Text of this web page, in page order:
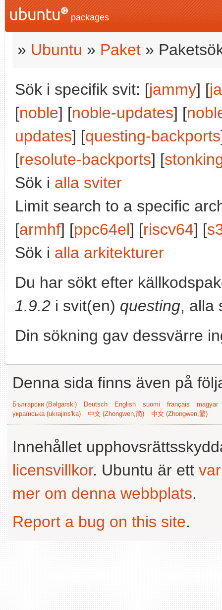
packages
» Ubuntu » Paket »
Sök i specifik svit: [jammy] [
[noble] [noble-updates] [
updates] [questing-backports
[resolute-backports] [
Sök i alla sviter
Limit search to a specific
[armhf] [ppc64el] [riscv64] [
Sök i alla arkitekturer
Du har sökt efter
1.9.2 i svit(en) questing, alla
Din sökning gav dessvärre
Denna sida finns även på
Български (Bəlgarski) Deutsch English suomi français
magyar
українська (ukrajins'ka)
中文 (Zhongwen,简) 中文 (Zhongwen,繁)
Innehållet
licensvillkor. Ubuntu är ett
mer om denna webbplats.
Report a bug on this site.